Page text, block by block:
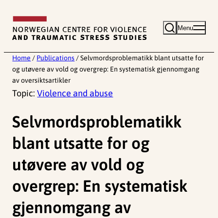
content
Menu
Home / Publications / Selvmordsproblematikk blant utsatte for
og utøvere av vold og overgrep: En systematisk gjennomgang
av oversiktsartikler
Topic:Violence and abuse
Selvmordsproblematikk
blant utsatte for og
utøvere av vold og
overgrep: En systematisk
gjennomgang av